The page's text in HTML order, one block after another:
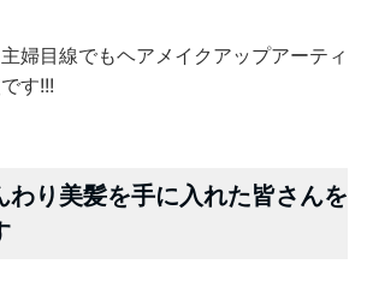
婦目線でもヘアメイクアップアーティ
す!!!
わり美髪を手に入れた皆さんを